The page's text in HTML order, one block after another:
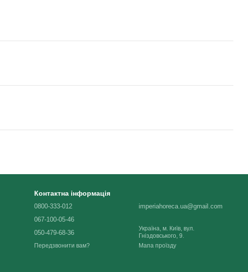
Контактна інформація
0800-333-012
067-100-05-46
050-479-68-36
Передзвонити вам?
imperiahoreca.ua@gmail.com
Україна, м. Київ, вул.
Гніздовського, 9.
Мапа проїзду